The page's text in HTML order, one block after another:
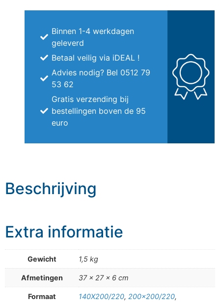
Binnen 1-4 werkdagen
geleverd
Betaal veilig via iDEAL !
Advies nodig? Bel 0512 79
53 62
Gratis verzending bij
bestellingen boven de 95
euro
Beschrijving
Extra informatie
Gewicht 1,5 kg
Afmetingen 37 × 27 × 6 cm
Formaat 140X200/220, 200×200/220,